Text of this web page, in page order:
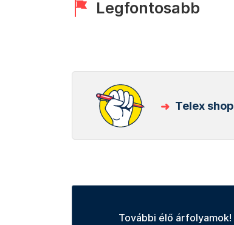
Legfontosabb
Telex shop
További élő árfolyamok!